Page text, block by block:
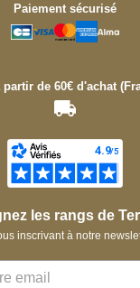
Paiement sécurisé
de 60€ d'achat
les rangs de
inscrivant à notre